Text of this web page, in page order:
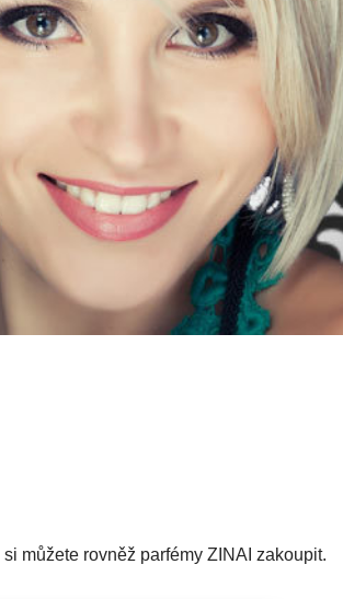
si můžete rovněž parfémy ZINAI zakoupit.